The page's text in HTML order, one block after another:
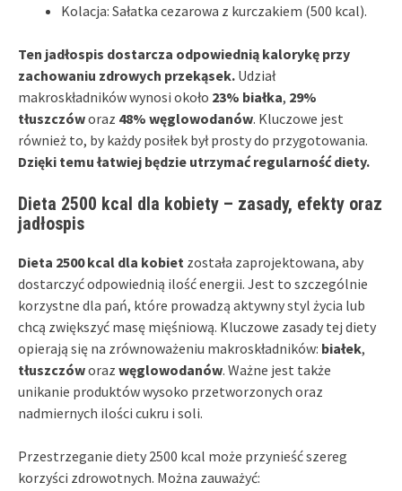
Kolacja: Sałatka cezarowa z kurczakiem (500 kcal).
Ten jadłospis dostarcza odpowiednią kalorykę przy
zachowaniu zdrowych przekąsek. Udział
makroskładników wynosi około 23% białka, 29%
tłuszczóworaz 48% węglowodanów. Kluczowe jest
również to, by każdy posiłek był prosty do przygotowania.
Dzięki temu łatwiej będzie utrzymać regularność diety.
Dieta 2500 kcal dla kobiety – zasady, efekty oraz
jadłospis
Dieta 2500 kcal dla kobiet została zaprojektowana, aby
dostarczyć odpowiednią ilość energii. Jest to szczególnie
korzystne dla pań, które prowadzą aktywny styl życia lub
chcą zwiększyć masę mięśniową. Kluczowe zasady tej diety
opierają się na zrównoważeniu makroskładników: białek,
tłuszczóworaz węglowodanów. Ważne jest także
unikanie produktów wysoko przetworzonych oraz
nadmiernych ilości cukru i soli.
Przestrzeganie diety 2500 kcal może przynieść szereg
korzyści zdrowotnych. Można zauważyć: